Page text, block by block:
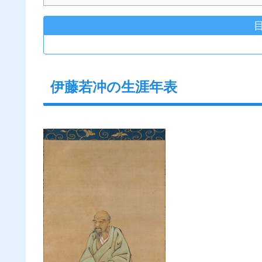
伊藤若冲の生涯年表